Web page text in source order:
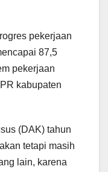
pekerjaan
87,5
pekerjaan
kabupaten
(DAK) tahun
tetapi masih
lain, karena